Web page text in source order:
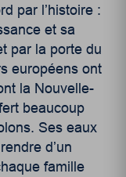
par l’histoire :
et sa
par la porte du
européens ont
la Nouvelle-
beaucoup
Ses eaux
d’un
famille